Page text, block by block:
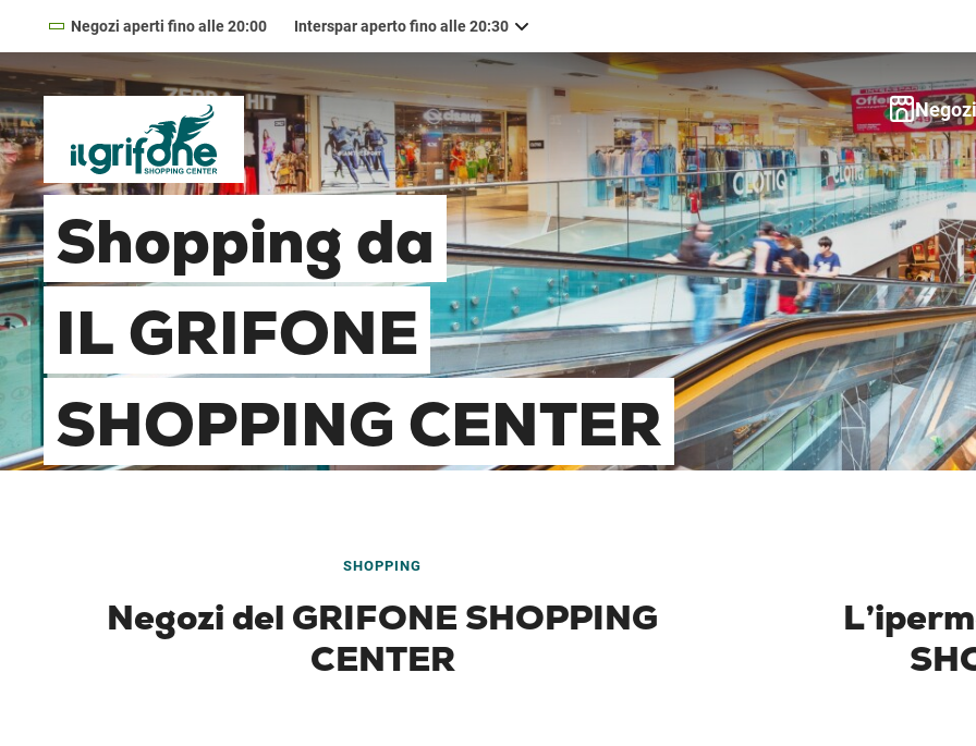
Negozi aperti fino alle 20:00 Interspar aperto fino alle 20:30
Negozi
lunedì
LUNEDÌ
martedì
MARTEDÌ 08:30—20:00
mercoledì
08:30—20:00
giovedì
GIOVEDÌ 08:30—20:00
venerdì
VENERDÌ 08:30— 20:00
SABATO 08:30—20:00
domenica
DOMENICA 09:00 —19:30
Shopping da
IL GRIFONE
SHOPPING CENTER
SHOPPING
Negozi del GRIFONE SHOPPING
CENTER